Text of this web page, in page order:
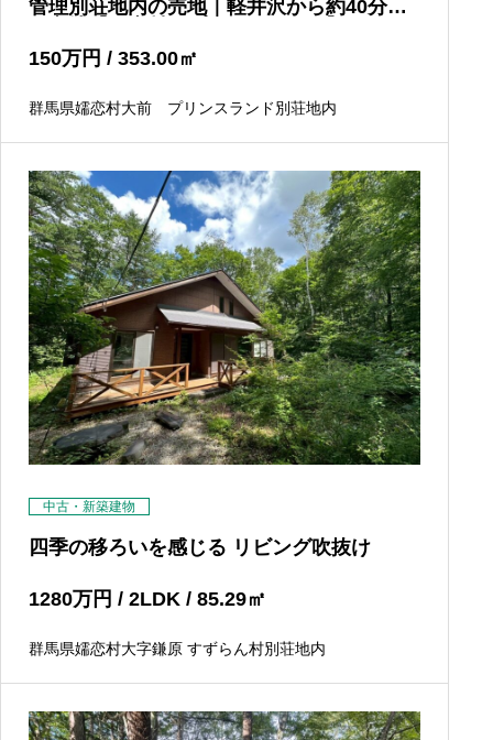
管理別荘地内の売地｜軽井沢から約40分の
150万円 / 353.00㎡
群馬県嬬恋村大前 プリンスランド別荘地内
中古・新築建物
四季の移ろいを感じる リビング吹抜け
1280万円 / 2LDK / 85.29㎡
群馬県嬬恋村大字鎌原 すずらん村別荘地内